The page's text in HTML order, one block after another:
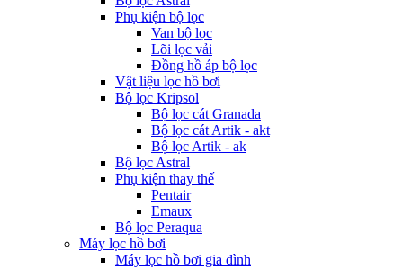
Phụ kiện bộ lọc
Van bộ lọc
Lõi lọc vải
Đồng hồ áp bộ lọc
Vật liệu lọc hồ bơi
Bộ lọc Kripsol
Bộ lọc cát Granada
Bộ lọc cát Artik - akt
Bộ lọc Artik - ak
Bộ lọc Astral
Phụ kiện thay thế
Pentair
Emaux
Bộ lọc Peraqua
Máy lọc hồ bơi
Máy lọc hồ bơi gia đình